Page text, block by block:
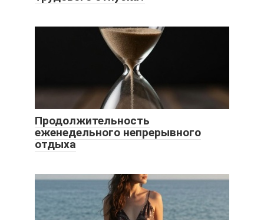
Продолжительность
еженедельного непрерывного
отдыха